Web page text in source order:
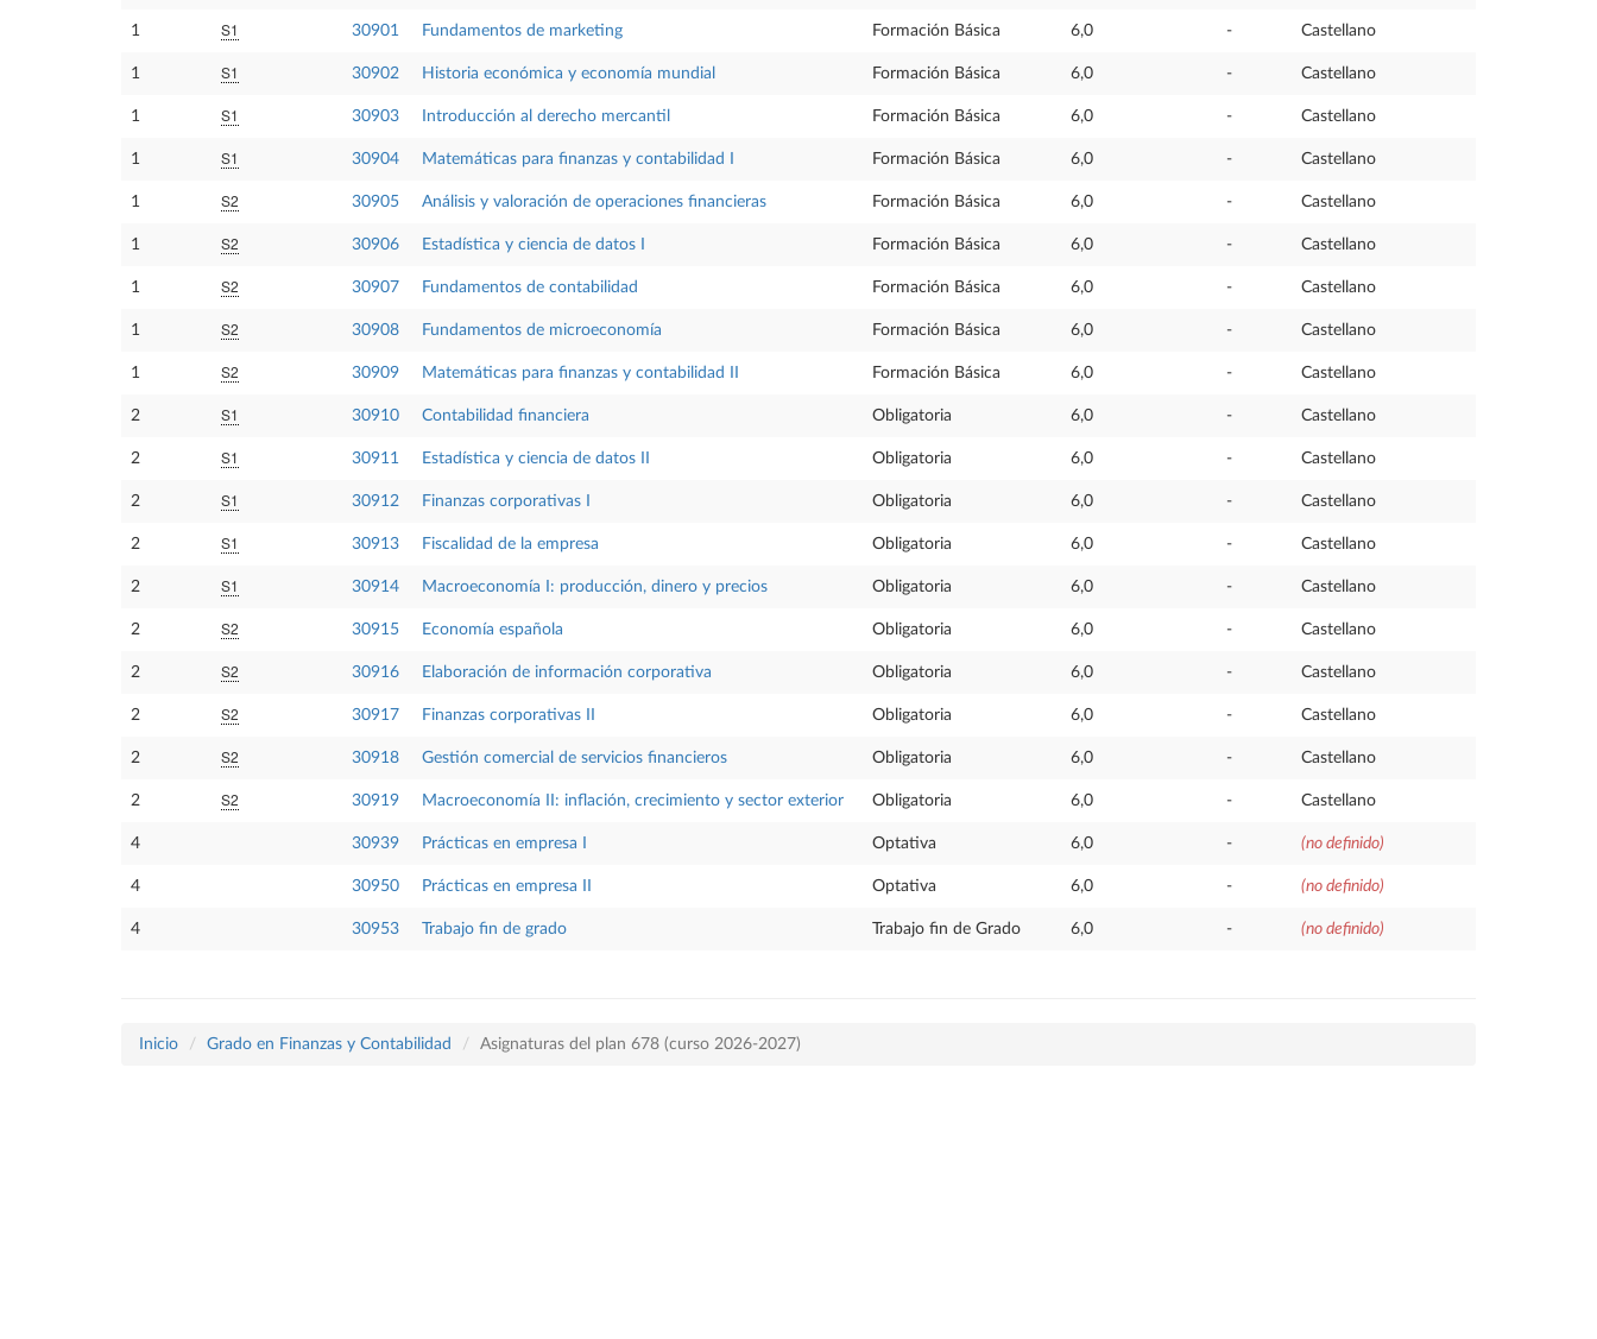
1 S1 30901 Fundamentos de marketing Formación Básica 6,0 - Castellano
1 S1 30902 Historia económica y economía mundial Formación Básica 6,0 - Castellano
1 S1 30903 Introducción al derecho mercantil Formación Básica 6,0 - Castellano
1 S1 30904 Matemáticas para finanzas y contabilidad I Formación Básica 6,0 - Castellano
1 S2 30905 Análisis y valoración de operaciones financieras Formación Básica 6,0 - Castellano
1 S2 30906 Estadística y ciencia de datos I Formación Básica 6,0 - Castellano
1 S2 30907 Fundamentos de contabilidad Formación Básica 6,0 - Castellano
1 S2 30908 Fundamentos de microeconomía Formación Básica 6,0 - Castellano
1 S2 30909 Matemáticas para finanzas y contabilidad II Formación Básica 6,0 - Castellano
2 S1 30910 Contabilidad financiera Obligatoria 6,0 - Castellano
2 S1 30911 Estadística y ciencia de datos II Obligatoria 6,0 - Castellano
2 S1 30912 Finanzas corporativas I Obligatoria 6,0 - Castellano
2 S1 30913 Fiscalidad de la empresa Obligatoria 6,0 - Castellano
2 S1 30914 Macroeconomía I: producción, dinero y precios Obligatoria 6,0 - Castellano
2 S2 30915 Economía española Obligatoria 6,0 - Castellano
2 S2 30916 Elaboración de información corporativa Obligatoria 6,0 - Castellano
2 S2 30917 Finanzas corporativas II Obligatoria 6,0 - Castellano
2 S2 30918 Gestión comercial de servicios financieros Obligatoria 6,0 - Castellano
2 S2 30919 Macroeconomía II: inflación, crecimiento y sector exterior Obligatoria 6,0 - Castellano
4 30939 Prácticas en empresa I Optativa 6,0 - (no definido)
4 30950 Prácticas en empresa II Optativa 6,0 - (no definido)
4 30953 Trabajo fin de grado Trabajo fin de Grado 6,0 - (no definido)
Inicio Grado en Finanzas y Contabilidad Asignaturas del plan 678 (curso 2026-2027)